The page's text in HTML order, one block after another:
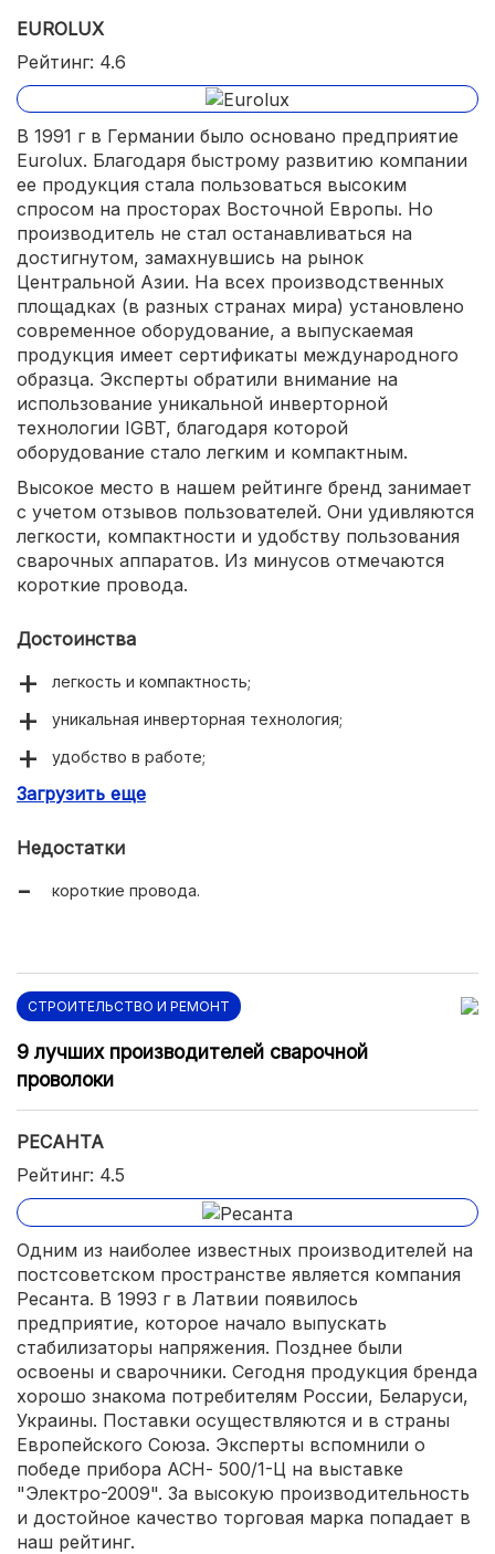
EUROLUX
Рейтинг: 4.6
В 1991 г в Германии было основано предприятие
Eurolux. Благодаря быстрому развитию компании
ее продукция стала пользоваться высоким
спросом на просторах Восточной Европы. Но
производитель не стал останавливаться на
достигнутом, замахнувшись на рынок
Центральной Азии. На всех производственных
площадках (в разных странах мира) установлено
современное оборудование, а выпускаемая
продукция имеет сертификаты международного
образца. Эксперты обратили внимание на
использование уникальной инверторной
технологии IGBT, благодаря которой
оборудование стало легким и компактным.
Высокое место в нашем рейтинге бренд занимает
с учетом отзывов пользователей. Они удивляются
легкости, компактности и удобству пользования
сварочных аппаратов. Из минусов отмечаются
короткие провода.
Достоинства
легкость и компактность;
уникальная инверторная технология;
удобство в работе;
надежность.
Загрузить еще
Недостатки
короткие провода.
СТРОИТЕЛЬСТВО И РЕМОНТ
9 лучших производителей сварочной
проволоки
РЕСАНТА
Рейтинг: 4.5
Одним из наиболее известных производителей на
постсоветском пространстве является компания
Ресанта. В 1993 г в Латвии появилось
предприятие, которое начало выпускать
стабилизаторы напряжения. Позднее были
освоены и сварочники. Сегодня продукция бренда
хорошо знакома потребителям России, Беларуси,
Украины. Поставки осуществляются и в страны
Европейского Союза. Эксперты вспомнили о
победе прибора АСН- 500/1-Ц на выставке
"Электро-2009". За высокую производительность
и достойное качество торговая марка попадает в
наш рейтинг.